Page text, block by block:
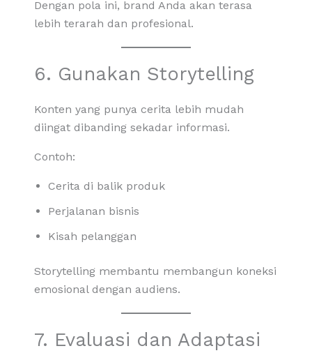
Dengan pola ini, brand Anda akan terasa
lebih terarah dan profesional.
6. Gunakan Storytelling
Konten yang punya cerita lebih mudah
diingat dibanding sekadar informasi.
Contoh:
Cerita di balik produk
Perjalanan bisnis
Kisah pelanggan
Storytelling membantu membangun koneksi
emosional dengan audiens.
7. Evaluasi dan Adaptasi